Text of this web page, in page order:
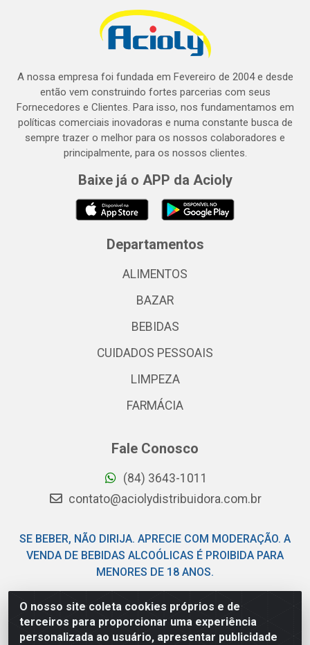
O nosso site coleta cookies próprios e de
terceiros para proporcionar uma experiência
personalizada ao usuário, apresentar publicidade
A nossa empresa foi fundada em Fevereiro de 2004 e desde
então vem construindo fortes parcerias com seus
Fornecedores e Clientes. Para isso, nos fundamentamos em
políticas comerciais inovadoras e numa constante busca de
sempre trazer o melhor para os nossos colaboradores e
principalmente, para os nossos clientes.
Baixe já o APP da Acioly
Departamentos
ALIMENTOS
BAZAR
BEBIDAS
CUIDADOS PESSOAIS
LIMPEZA
FARMÁCIA
Fale Conosco
(84) 3643-1011
contato@aciolydistribuidora.com.br
SE BEBER, NÃO DIRIJA. APRECIE COM MODERAÇÃO. A
VENDA DE BEBIDAS ALCOÓLICAS É PROIBIDA PARA
MENORES DE 18 ANOS.
Acioly Distribuidora - Av Piloto Pereira Tim - Parque de
Exposições - Parnamirim/RN - CEP 59146-480 - CNPJ